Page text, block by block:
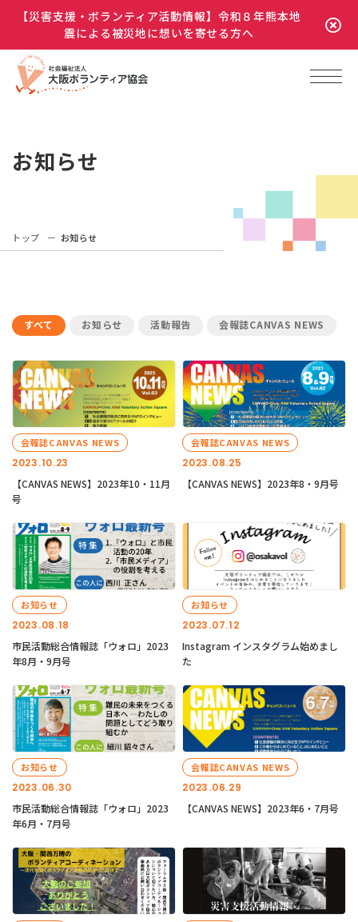
【災害支援・ボランティア活動情報】令和８年熊本地
震による被災地に想いを寄せる方へ
お知らせ
トップ お知らせ
すべて お知らせ 活動報告 会報誌CANVAS NEWS
2023.10.23
会報誌CANVAS NEWS
【CANVAS NEWS】2023年10・11月
号
2023.08.25
会報誌CANVAS NEWS
【CANVAS NEWS】2023年8・9月号
2023.08.18
お知らせ
市民活動総合情報誌「ウォロ」2023
年8月・9月号
2023.07.12
お知らせ
Instagram インスタグラム始めまし
た
2023.06.30
お知らせ
市民活動総合情報誌「ウォロ」2023
年6月・7月号
2023.06.29
会報誌CANVAS NEWS
【CANVAS NEWS】2023年6・7月号